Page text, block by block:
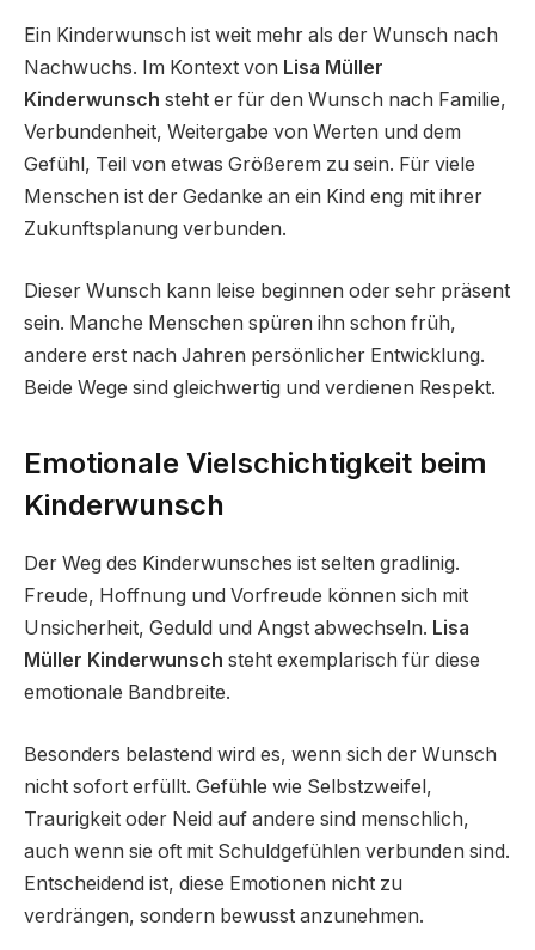
Ein Kinderwunsch ist weit mehr als der Wunsch nach
Nachwuchs. Im Kontext von Lisa Müller
Kinderwunsch steht er für den Wunsch nach Familie,
Verbundenheit, Weitergabe von Werten und dem
Gefühl, Teil von etwas Größerem zu sein. Für viele
Menschen ist der Gedanke an ein Kind eng mit ihrer
Zukunftsplanung verbunden.
Dieser Wunsch kann leise beginnen oder sehr präsent
sein. Manche Menschen spüren ihn schon früh,
andere erst nach Jahren persönlicher Entwicklung.
Beide Wege sind gleichwertig und verdienen Respekt.
Emotionale Vielschichtigkeit beim
Kinderwunsch
Der Weg des Kinderwunsches ist selten gradlinig.
Freude, Hoffnung und Vorfreude können sich mit
Unsicherheit, Geduld und Angst abwechseln. Lisa
Müller Kinderwunsch steht exemplarisch für diese
emotionale Bandbreite.
Besonders belastend wird es, wenn sich der Wunsch
nicht sofort erfüllt. Gefühle wie Selbstzweifel,
Traurigkeit oder Neid auf andere sind menschlich,
auch wenn sie oft mit Schuldgefühlen verbunden sind.
Entscheidend ist, diese Emotionen nicht zu
verdrängen, sondern bewusst anzunehmen.